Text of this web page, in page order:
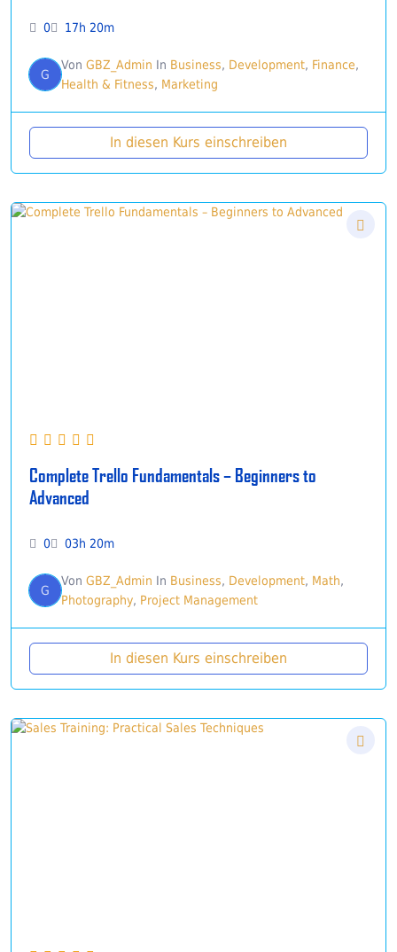
0 17h 20m
G
Von GBZ_Admin In Business, Development, Finance,
Health & Fitness, Marketing
In diesen Kurs einschreiben
Complete Trello Fundamentals – Beginners to
Advanced
0 03h 20m
G
Von GBZ_Admin In Business, Development, Math,
Photography, Project Management
In diesen Kurs einschreiben